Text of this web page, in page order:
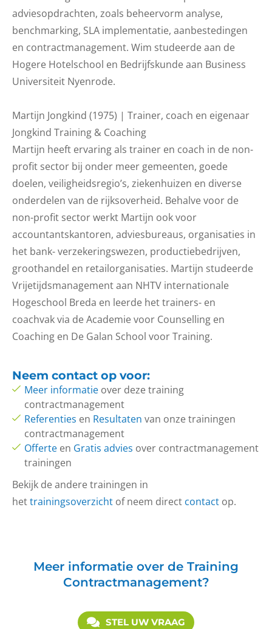
adviesopdrachten, zoals beheervorm analyse,
benchmarking, SLA implementatie, aanbestedingen
en contractmanagement. Wim studeerde aan de
Hogere Hotelschool en Bedrijfskunde aan Business
Universiteit Nyenrode.
Martijn Jongkind (1975) | Trainer, coach en eigenaar
Jongkind Training & Coaching
Martijn heeft ervaring als trainer en coach in de non-
profit sector bij onder meer gemeenten, goede
doelen, veiligheidsregio’s, ziekenhuizen en diverse
onderdelen van de rijksoverheid. Behalve voor de
non-profit sector werkt Martijn ook voor
accountantskantoren, adviesbureaus, organisaties in
het bank- verzekeringswezen, productiebedrijven,
groothandel en retailorganisaties. Martijn studeerde
Vrijetijdsmanagement aan NHTV internationale
Hogeschool Breda en leerde het trainers- en
coachvak via de Academie voor Counselling en
Coaching en De Galan School voor Training.
Neem contact op voor:
Meer informatie over deze training
contractmanagement
Referenties en Resultaten van onze trainingen
contractmanagement
Offerte en Gratis advies over contractmanagement
trainingen
Bekijk de andere trainingen in
hettrainingsoverzicht of neem direct contact op.
Meer informatie over de Training
Contractmanagement?
STEL UW VRAAG